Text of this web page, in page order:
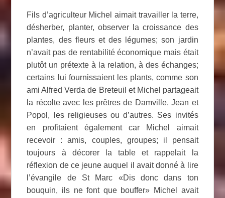
Fils d’agriculteur Michel aimait travailler la terre,
désherber, planter, observer la croissance des
plantes, des fleurs et des légumes; son jardin
n’avait pas de rentabilité économique mais était
plutôt un prétexte à la relation, à des échanges;
certains lui fournissaient les plants, comme son
ami Alfred Verda de Breteuil et Michel partageait
la récolte avec les prêtres de Damville, Jean et
Popol, les religieuses ou d’autres. Ses invités
en profitaient également car Michel aimait
recevoir : amis, couples, groupes; il pensait
toujours à décorer la table et rappelait la
réflexion de ce jeune auquel il avait donné à lire
l’évangile de St Marc «Dis donc dans ton
bouquin, ils ne font que bouffer» Michel avait